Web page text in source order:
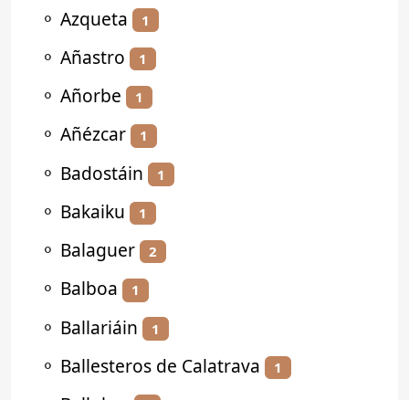
⚬ Azqueta 1
⚬ Añastro 1
⚬ Añorbe 1
⚬ Añézcar 1
⚬ Badostáin 1
⚬ Bakaiku 1
⚬ Balaguer 2
⚬ Balboa 1
⚬ Ballariáin 1
⚬ Ballesteros de Calatrava 1